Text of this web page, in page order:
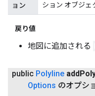
ョン
ション オブジェ
戻り値
地図に追加される
public Polyline add
Options のオプシ